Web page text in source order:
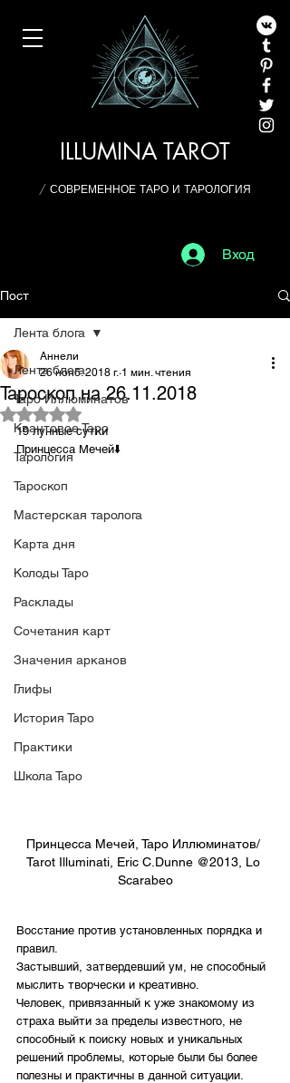
ILLUMINA TAROT
/ СОВРЕМЕННОЕ ТАРО И ТАРОЛОГИЯ
Вход
Пост
Лента блога
Таро Иллюминатов
Квантовое Таро
Тарология
Тароскоп
Мастерская таролога
Карта дня
Колоды Таро
Расклады
Сочетания карт
Значения арканов
Глифы
История Таро
Практики
Школа Таро
Лента блога
Тароскоп на 26.11.2018
Аннели
26 нояб. 2018 г. 1 мин. чтения
Оценка: не число из 5 звезд.
19 лунные сутки
Принцесса Мечей⬇️
Принцесса Мечей, Таро Иллюминатов/
Tarot Illuminati, Eric C.Dunne @2013, Lo
Scarabeo
Восстание против установленных порядка и
правил.
Застывший, затвердевший ум, не способный
мыслить творчески и креативно.
Человек, привязанный к уже знакомому из
страха выйти за пределы известного, не
способный к поиску новых и уникальных
решений проблемы, которые были бы более
полезны и практичны в данной ситуации.